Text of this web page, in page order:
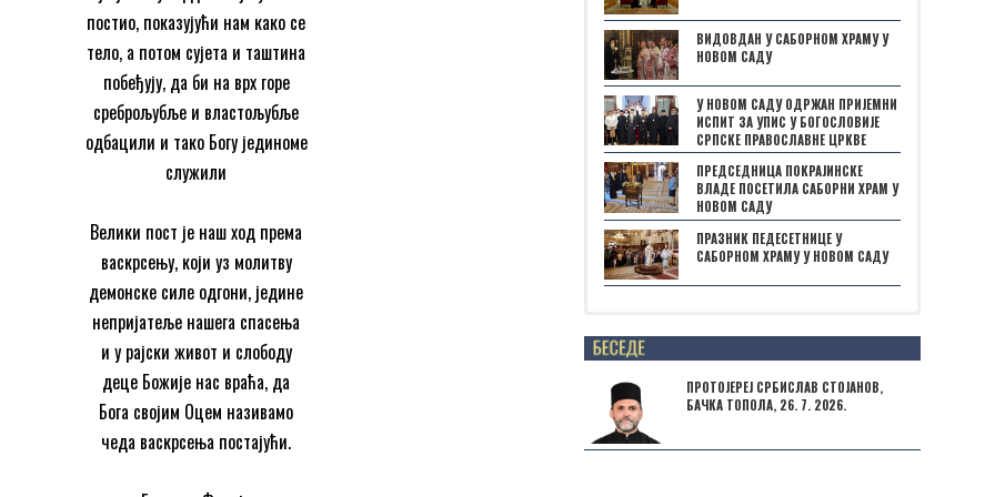
постио, показујући нам како се
тело, а потом сујета и таштина
побеђују, да би на врх горе
среброљубље и властољубље
одбацили и тако Богу јединоме
служили
Велики пост је наш ход према
васкрсењу, који уз молитву
демонске силе одгони, једине
непријатеље нашега спасења
и у рајски живот и слободу
деце Божије нас враћа, да
Бога својим Оцем називамо
чеда васкрсења постајући.
ВИДОВДАН У САБОРНОМ ХРАМУ У
НОВОМ САДУ
У НОВОМ САДУ ОДРЖАН ПРИЈЕМНИ
ИСПИТ ЗА УПИС У БОГОСЛОВИЈЕ
СРПСКЕ ПРАВОСЛАВНЕ ЦРКВЕ
ПРЕДСЕДНИЦА ПОКРАЈИНСКЕ
ВЛАДЕ ПОСЕТИЛА САБОРНИ ХРАМ У
НОВОМ САДУ
ПРАЗНИК ПЕДЕСЕТНИЦЕ У
САБОРНОМ ХРАМУ У НОВОМ САДУ
Posts not found
ПРОТОЈЕРЕЈ СРБИСЛАВ СТОЈАНОВ,
БАЧКА ТОПОЛА, 26. 7. 2026.